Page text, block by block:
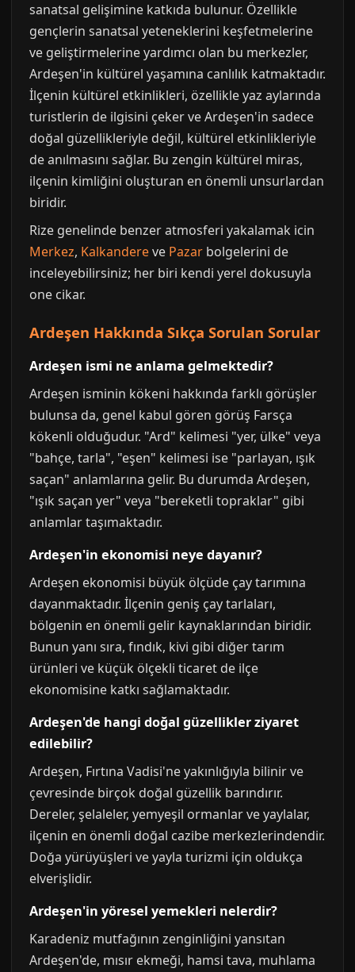
sanatsal gelişimine katkıda bulunur. Özellikle
gençlerin sanatsal yeteneklerini keşfetmelerine
ve geliştirmelerine yardımcı olan bu merkezler,
Ardeşen'in kültürel yaşamına canlılık katmaktadır.
İlçenin kültürel etkinlikleri, özellikle yaz aylarında
turistlerin de ilgisini çeker ve Ardeşen'in sadece
doğal güzellikleriyle değil, kültürel etkinlikleriyle
de anılmasını sağlar. Bu zengin kültürel miras,
ilçenin kimliğini oluşturan en önemli unsurlardan
biridir.
Rize genelinde benzer atmosferi yakalamak icin
Merkez, Kalkandereve Pazar bolgelerini de
inceleyebilirsiniz; her biri kendi yerel dokusuyla
one cikar.
Ardeşen Hakkında Sıkça Sorulan Sorular
Ardeşen ismi ne anlama gelmektedir?
Ardeşen isminin kökeni hakkında farklı görüşler
bulunsa da, genel kabul gören görüş Farsça
kökenli olduğudur. "Ard" kelimesi "yer, ülke" veya
"bahçe, tarla", "eşen" kelimesi ise "parlayan, ışık
saçan" anlamlarına gelir. Bu durumda Ardeşen,
"ışık saçan yer" veya "bereketli topraklar" gibi
anlamlar taşımaktadır.
Ardeşen'in ekonomisi neye dayanır?
Ardeşen ekonomisi büyük ölçüde çay tarımına
dayanmaktadır. İlçenin geniş çay tarlaları,
bölgenin en önemli gelir kaynaklarından biridir.
Bunun yanı sıra, fındık, kivi gibi diğer tarım
ürünleri ve küçük ölçekli ticaret de ilçe
ekonomisine katkı sağlamaktadır.
Ardeşen'de hangi doğal güzellikler ziyaret
edilebilir?
Ardeşen, Fırtına Vadisi'ne yakınlığıyla bilinir ve
çevresinde birçok doğal güzellik barındırır.
Dereler, şelaleler, yemyeşil ormanlar ve yaylalar,
ilçenin en önemli doğal cazibe merkezlerindendir.
Doğa yürüyüşleri ve yayla turizmi için oldukça
elverişlidir.
Ardeşen'in yöresel yemekleri nelerdir?
Karadeniz mutfağının zenginliğini yansıtan
Ardeşen'de, mısır ekmeği, hamsi tava, muhlama